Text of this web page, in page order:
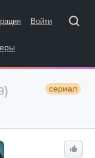
Войти
сериал